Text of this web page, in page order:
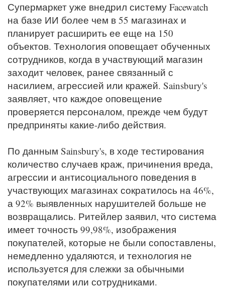
Супермаркет уже внедрил систему Facewatch
на базе ИИ более чем в 55 магазинах и
планирует расширить ее еще на 150
объектов. Технология оповещает обученных
сотрудников, когда в участвующий магазин
заходит человек, ранее связанный с
насилием, агрессией или кражей. Sainsbury's
заявляет, что каждое оповещение
проверяется персоналом, прежде чем будут
предприняты какие-либо действия.
По данным Sainsbury's, в ходе тестирования
количество случаев краж, причинения вреда,
агрессии и антисоциального поведения в
участвующих магазинах сократилось на 46%,
а 92% выявленных нарушителей больше не
возвращались. Ритейлер заявил, что система
имеет точность 99,98%, изображения
покупателей, которые не были сопоставлены,
немедленно удаляются, и технология не
используется для слежки за обычными
покупателями или сотрудниками.